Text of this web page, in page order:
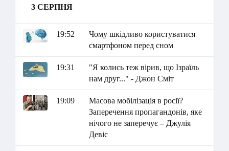
3 СЕРПНЯ
19:52
Чому шкідливо користуватися
смартфоном перед сном
19:31
"Я колись теж вірив, що Ізраїль
нам друг..." - Джон Сміт
19:09
Масова мобілізація в росії?
Заперечення пропагандонів, яке
нічого не заперечує – Джулія
Девіс